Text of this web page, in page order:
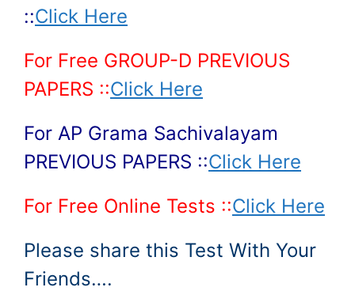
::Click Here
For Free GROUP-D PREVIOUS
PAPERS ::Click Here
For AP Grama Sachivalayam
PREVIOUS PAPERS ::Click Here
For Free Online Tests ::Click Here
Please share this Test With Your
Friends….